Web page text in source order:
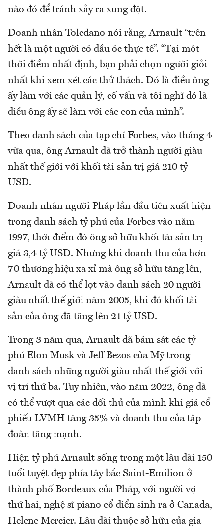
nào đó để tránh xảy ra xung đột.
Doanh nhân Toledano nói rằng, Arnault “trên
hết là một người có đầu óc thực tế”. “Tại một
thời điểm nhất định, bạn phải chọn người giỏi
nhất khi xem xét các thử thách. Đó là điều ông
ấy làm với các quản lý, cố vấn và tôi nghĩ đó là
điều ông ấy sẽ làm với các con của mình”.
Theo danh sách của tạp chí Forbes, vào tháng 4
vừa qua, ông Arnault đã trở thành người giàu
nhất thế giới với khối tài sản trị giá 210 tỷ
USD.
Doanh nhân người Pháp lần đầu tiên xuất hiện
trong danh sách tỷ phú của Forbes vào năm
1997, thời điểm đó ông sở hữu khối tài sản trị
giá 3,4 tỷ USD. Nhưng khi doanh thu của hơn
70 thương hiệu xa xỉ mà ông sở hữu tăng lên,
Arnault đã có thể lọt vào danh sách 20 người
giàu nhất thế giới năm 2005, khi đó khối tài
sản của ông đã tăng lên 21 tỷ USD.
Trong 3 năm qua, Arnault đã bám sát các tỷ
phú Elon Musk và Jeff Bezos của Mỹ trong
danh sách những người giàu nhất thế giới với
vị trí thứ ba. Tuy nhiên, vào năm 2022, ông đã
có thể vượt qua các đối thủ của mình khi giá cổ
phiếu LVMH tăng 35% và doanh thu của tập
đoàn tăng mạnh.
Hiện tỷ phú Arnault sống trong một lâu đài 150
tuổi tuyệt đẹp phía tây bắc Saint-Emilion ở
thành phố Bordeaux của Pháp, với người vợ
thứ hai, nghệ sĩ piano cổ điển sinh ra ở Canada,
Helene Mercier. Lâu đài thuộc sở hữu của gia